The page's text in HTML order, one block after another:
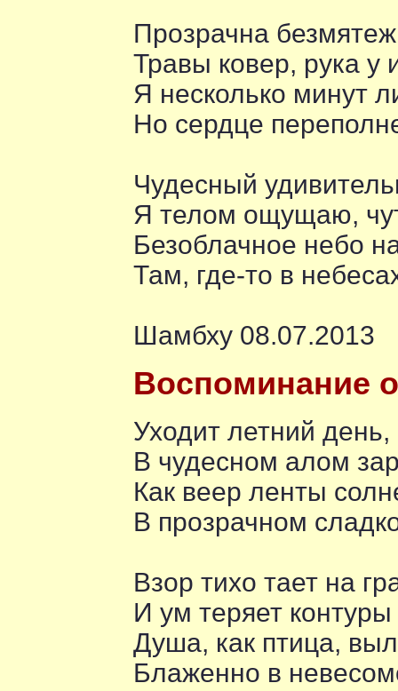
Прозрачна
Травы ковер, рука у
Я несколько минут
Но сердце
Чудесный
Я телом ощущаю,
Безоблачное небо
Там, где-то в
Шамбху 08.07.2013
Воспоминание
Уходит летний день,
В чудесном алом
Как веер ленты
В прозрачном
Взор тихо тает на
И ум теряет контуры
Душа, как птица,
Блаженно в